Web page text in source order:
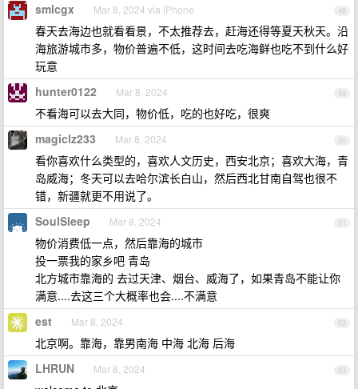
48
smlcgx Mar 8, 2024 via iPhone
春天去海边也就看看景，不太推荐去，赶海还得等夏天秋天。沿
海旅游城市多，物价普遍不低，这时间去吃海鲜也吃不到什么好
玩意
49
hunter0122 Mar 8, 2024
不看海可以去大同，物价低，吃的也好吃，很爽
50
magiclz233 Mar 8, 2024
看你喜欢什么类型的，喜欢人文历史，西安北京；喜欢大海，青
岛威海；冬天可以去哈尔滨长白山，然后西北甘南自驾也很不
错，新疆就更不用说了。
51
SoulSleep Mar 8, 2024
物价消费低一点，然后靠海的城市
投一票我的家乡吧 青岛
北方城市靠海的 去过天津、烟台、威海了，如果青岛不能让你
满意....去这三个大概率也会....不满意
52
est Mar 8, 2024
北京啊。靠海，靠男南海 中海 北海 后海
53
LHRUN Mar 8, 2024